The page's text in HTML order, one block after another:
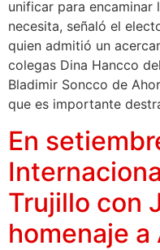
unificar para
necesita, señaló el
quien admitió un
colegas Dina Hancco
Bladimir Soncco de
que es importante
En
Trujillo con
homenaje